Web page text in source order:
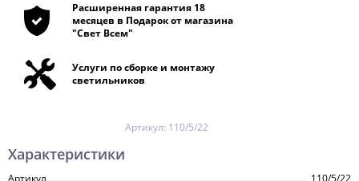
Расширенная гарантия 18
месяцев в Подарок от магазина
"Свет Всем"
Услуги по сборке и монтажу
светильников
Артикул: 110/5/22
Характеристики
Артикул
110/5/22